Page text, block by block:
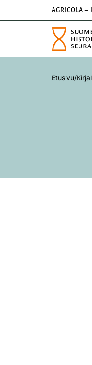
AGRICOLA –
Etusivu/